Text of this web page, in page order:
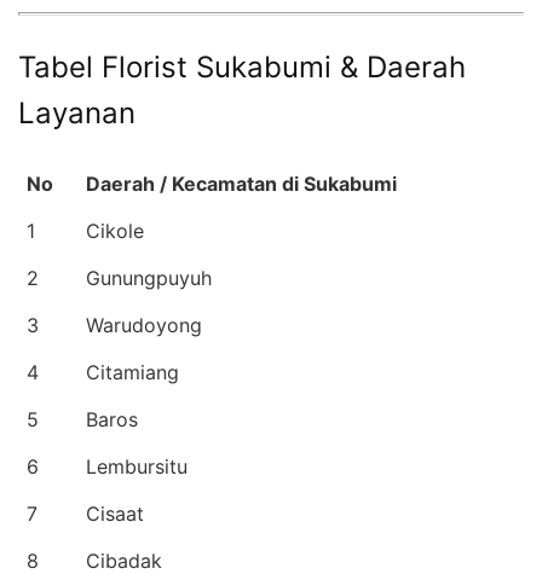
Tabel Florist Sukabumi & Daerah
Layanan
No
Daerah / Kecamatan di Sukabumi
1
Cikole
2
Gunungpuyuh
3
Warudoyong
4
Citamiang
5
Baros
6
Lembursitu
7
Cisaat
8
Cibadak